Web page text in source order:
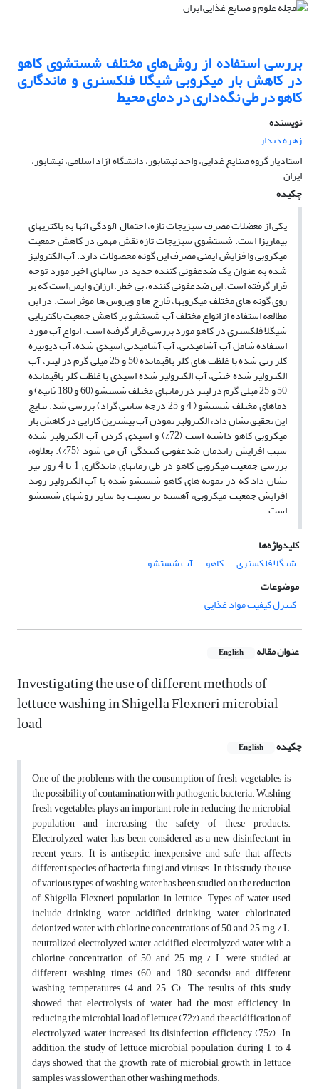
بررسی استفاده از روش‌های مختلف شستشوی کاهو
در کاهش بار میکروبی شیگلا فلکسنری و ماندگاری
کاهو در طی نگه‌داری در دمای محیط
نویسنده
زهره دیدار
استادیار گروه صنایع غذایی، واحد نیشابور، دانشگاه آزاد اسلامی، نیشابور،
ایران
چکیده
یکی از معضلات مصرف سبزیجات تازه، احتمال آلودگی آنها به باکتریهای
بیماریزا است. شستشوی سبزیجات تازه نقش مهمی در کاهش جمعیت
میکروبی وا فزایش ایمنی مصرف این گونه محصولات دارد. آب الکترولیز
شده به عنوان یک ضدعفونی کننده جدید در سالهای اخیر مورد توجه
قرار گرفته است. این ضدعفونی کننده، بی خطر، ارزان و ایمن است که بر
روی گونه های مختلف میکروبها، قارچ ها و ویروس ها موثر است. در این
مطالعه استفاده از انواع مختلف آب شستشو بر کاهش جمعیت باکتریایی
شیگلا فلکسنری در کاهو مورد بررسی قرار گرفته است. انواع آب مورد
استفاده شامل آب آشامیدنی، آب آشامیدنی اسیدی شده، آب دیونیزه
کلر زنی شده با غلظت های کلر باقیمانده 50 و 25 میلی گرم در لیتر، آب
الکترولیز شده خنثی، آب الکترولیز شده اسیدی با غلظت کلر باقیمانده
50 و 25 میلی گرم در لیتر در زمانهای مختلف شستشو (60 و 180 ثانیه) و
دماهای مختلف شستشو ( 4 و 25 درجه سانتی گراد) بررسی شد. نتایج
این تحقیق نشان داد، الکترولیز نمودن آب بیشترین کارایی در کاهش بار
میکروبی کاهو داشته است (72%) و اسیدی کردن آب الکترولیز شده
سبب افزایش راندمان ضدعفونی کنندگی آن می شود (75%). بعلاوه،
بررسی جمعیت میکروبی کاهو در طی زمانهای ماندگاری 1 تا 4 روز نیز
نشان داد که در نمونه های کاهو شستشو شده با آب الکترولیز روند
افزایش جمعیت میکروبی، آهسته تر نسبت به سایر روشهای شستشو
است.
کلیدواژه‌ها
شیگلا فلکسنری
کاهو
آب شستشو
موضوعات
کنترل کیفیت مواد غذایی
عنوان مقاله English
Investigating the use of different methods of
lettuce washing in Shigella Flexneri microbial
load
چکیده English
One of the problems with the consumption of fresh vegetables is
the possibility of contamination with pathogenic bacteria. Washing
fresh vegetables plays an important role in reducing the microbial
population and increasing the safety of these products.
Electrolyzed water has been considered as a new disinfectant in
recent years. It is antiseptic, inexpensive and safe that affects
different species of bacteria, fungi and viruses. In this study, the use
of various types of washing water has been studied on the reduction
of Shigella Flexneri population in lettuce. Types of water used
include drinking water, acidified drinking water, chlorinated
deionized water with chlorine concentrations of 50 and 25 mg / L,
neutralized electrolyzed water, acidified electrolyzed water with a
chlorine concentration of 50 and 25 mg / L were studied at
different washing times (60 and 180 seconds) and different
washing temperatures (4 and 25 °C). The results of this study
showed that electrolysis of water had the most efficiency in
reducing the microbial load of lettuce (72%) and the acidification of
electrolyzed water increased its disinfection efficiency (75%). In
addition, the study of lettuce microbial population during 1 to 4
days showed that the growth rate of microbial growth in lettuce
samples was slower than other washing methods.